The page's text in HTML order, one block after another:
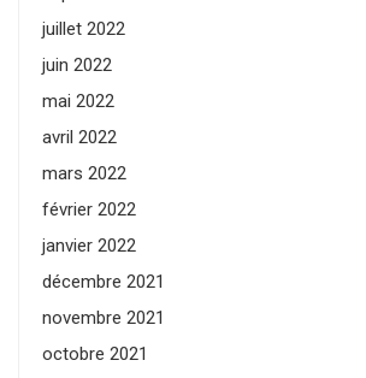
juillet 2022
juin 2022
mai 2022
avril 2022
mars 2022
février 2022
janvier 2022
décembre 2021
novembre 2021
octobre 2021